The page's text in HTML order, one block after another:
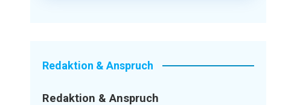
Redaktion & Anspruch
Redaktion & Anspruch